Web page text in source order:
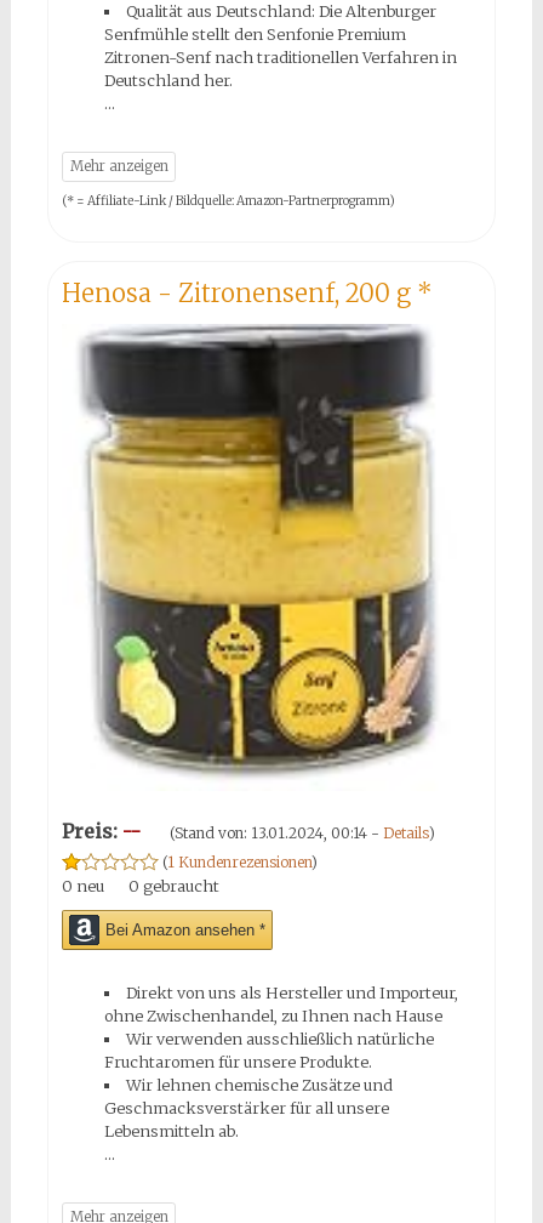
Qualität aus Deutschland: Die Altenburger
Senfmühle stellt den Senfonie Premium
Zitronen-Senf nach traditionellen Verfahren in
Deutschland her.
(* = Affiliate-Link / Bildquelle: Amazon-Partnerprogramm)
Henosa - Zitronensenf, 200 g *
Preis: -- (Stand von: 13.01.2024, 00:14 - Details)
(1 Kundenrezensionen)
0 neu 0 gebraucht
Bei Amazon ansehen *
Direkt von uns als Hersteller und Importeur,
ohne Zwischenhandel, zu Ihnen nach Hause
Wir verwenden ausschließlich natürliche
Fruchtaromen für unsere Produkte.
Wir lehnen chemische Zusätze und
Geschmacksverstärker für all unsere
Lebensmitteln ab.